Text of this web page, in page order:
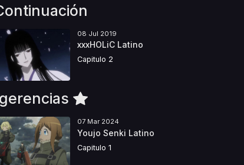
08 Jul 2019
xxxHOLiC Latino
Capitulo 2
07 Mar 2024
Youjo Senki Latino
Capitulo 1